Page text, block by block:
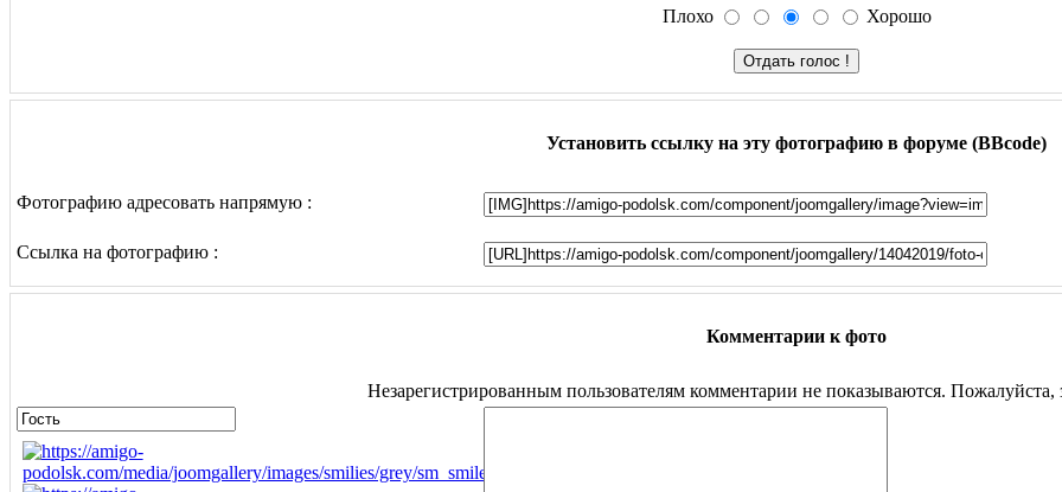
Плохо Хорошо
Установить ссылку на эту фотографию в форуме (BBcode)
Фотографию адресовать напрямую :
Ссылка на фотографию :
Комментарии к фото
Незарегистрированным пользователям комментарии не показываются. Пожалуйста,